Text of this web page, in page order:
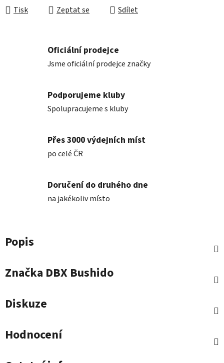
Tisk Zeptat se Sdílet
Oficiální prodejce
Jsme oficiální prodejce značky
Podporujeme kluby
Spolupracujeme s kluby
Přes 3000 výdejních míst
po celé ČR
Doručení do druhého dne
na jakékoliv místo
Popis
Značka DBX Bushido
Diskuze
Hodnocení